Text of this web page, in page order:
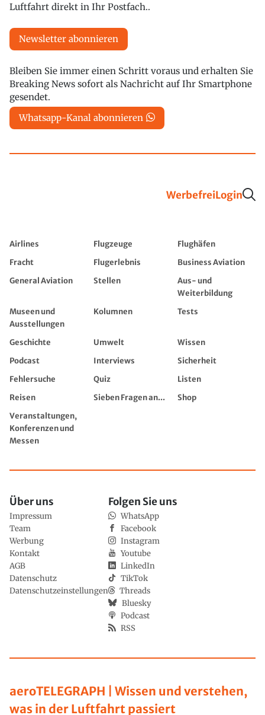
Luftfahrt direkt in Ihr Postfach..
Newsletter abonnieren
Bleiben Sie immer einen Schritt voraus und erhalten Sie
Breaking News sofort als Nachricht auf Ihr Smartphone
gesendet.
Whatsapp-Kanal abonnieren
WerbefreiLogin
Airlines Flugzeuge
Flughäfen
Fracht
Flugerlebnis
Business Aviation
General Aviation
Stellen
Aus- und
Weiterbildung
Museen und
Ausstellungen
Kolumnen Tests
Geschichte Umwelt
Wissen
Podcast
Interviews
Sicherheit
Fehlersuche
Quiz
Listen
Reisen
Sieben Fragen an...
Shop
Veranstaltungen,
Konferenzen und
Messen
aeroTELEGRAPH | Wissen und verstehen,
was in der Luftfahrt passiert
Über uns
Impressum
Team
Werbung
Kontakt
AGB
Datenschutz
Datenschutzeinstellungen
Folgen Sie uns
WhatsApp
Facebook
Instagram
Youtube
LinkedIn
TikTok
Threads
Bluesky
Podcast
RSS